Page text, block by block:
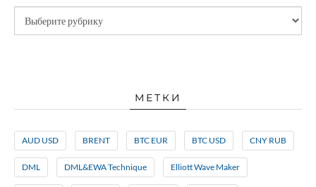
МЕТКИ
AUD USD BRENT BTC EUR BTC USD CNY RUB
DML DML&EWA Technique Elliott Wave Maker